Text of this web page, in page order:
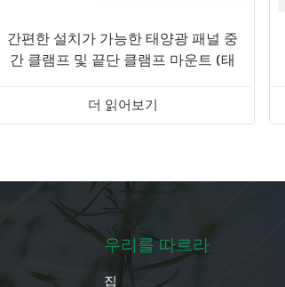
간편한 설치가 가능한 태양광 패널 중
간 클램프 및 끝단 클램프 마운트 (태
더 읽어보기
우리를 따르라
집